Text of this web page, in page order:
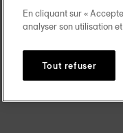
En cliquant sur «
analyser son utilisation
Tout refuser